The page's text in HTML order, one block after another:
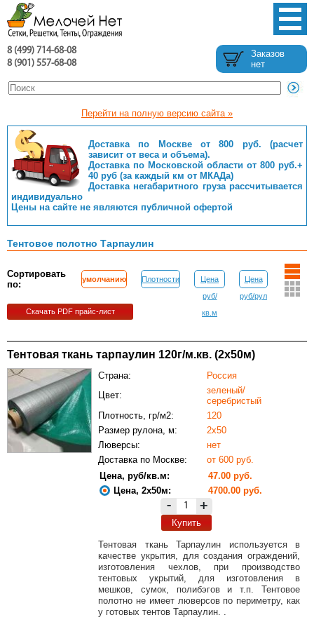
8 (499) 714-68-08
8 (901) 557-68-08
Заказов
нет
Перейти на полную версию сайта »
Доставка по Москве от 800 руб. (расчет
зависит от веса и объема).
Доставка по Московской области от 800 руб.+
40 руб (за каждый км от МКАДа)
Доставка негабаритного груза рассчитывается
индивидуально
Цены на сайте не являются публичной офертой
Тентовое полотно Тарпаулин
Сортировать
по:
умолчанию Плотности
Цена
руб/
кв.м
Цена
руб/рул
Скачать PDF прайс-лист
Тентовая ткань тарпаулин 120г/м.кв. (2х50м)
Страна:
Россия
Цвет:
зеленый/
серебристый
Плотность, гр/м2:
120
Размер рулона, м:
2х50
Люверсы:
нет
Доставка по Москве:
от 600 руб.
Цена, руб/кв.м:
47.00 руб.
Цена, 2х50м:
4700.00 руб.
- +
Купить
Тентовая ткань Тарпаулин используется в
качестве укрытия, для создания ограждений,
изготовления чехлов, при производство
тентовых укрытий, для изготовления в
мешков, сумок, полибэгов и т.п. Тентовое
полотно не имеет люверсов по периметру, как
у готовых тентов Тарпаулин. .